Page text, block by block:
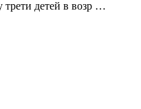
трети детей в возр …